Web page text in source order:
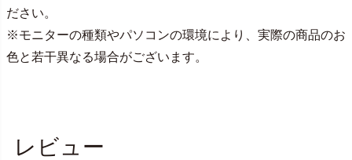
ださい。
※モニターの種類やパソコンの環境により、実際の商品のお
色と若干異なる場合がございます。
レビュー